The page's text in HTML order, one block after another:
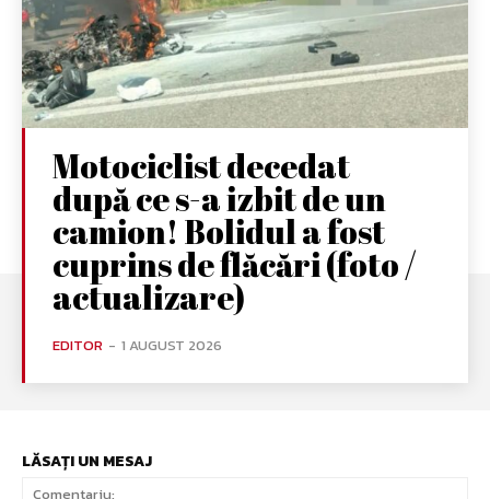
Motociclist decedat
după ce s-a izbit de un
camion! Bolidul a fost
cuprins de flăcări (foto /
actualizare)
EDITOR - 1 AUGUST 2026
LĂSAȚI UN MESAJ